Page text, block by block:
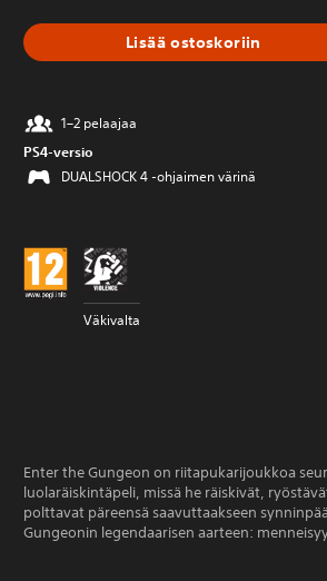
Lisää ostoskoriin
1–2 pelaajaa
PS4-versio
DUALSHOCK 4 -ohjaimen värinä
Väkivalta
Enter the Gungeon on riitapukarijoukkoa
luolaräiskintäpeli, missä he räiskivät,
polttavat päreensä saavuttaakseen
Gungeonin legendaarisen aarteen: